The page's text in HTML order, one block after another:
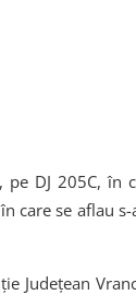
DJ 205C, în
se aflau
Județean